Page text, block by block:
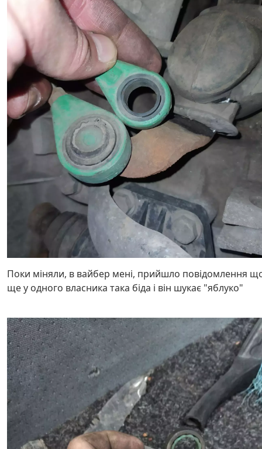
Поки міняли, в вайбер мені, прийшло повідомлення
ще у одного власника така біда і він шукає "яблуко"